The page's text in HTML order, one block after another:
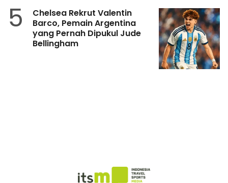
5
Chelsea Rekrut Valentin
Barco, Pemain Argentina
yang Pernah Dipukul Jude
Bellingham